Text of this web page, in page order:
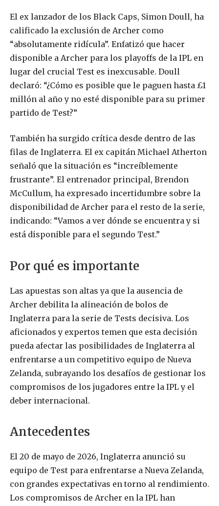
El ex lanzador de los Black Caps, Simon Doull, ha
calificado la exclusión de Archer como
“absolutamente ridícula”. Enfatizó que hacer
disponible a Archer para los playoffs de la IPL en
lugar del crucial Test es inexcusable. Doull
declaró: “¿Cómo es posible que le paguen hasta £1
millón al año y no esté disponible para su primer
partido de Test?”
También ha surgido crítica desde dentro de las
filas de Inglaterra. El ex capitán Michael Atherton
señaló que la situación es “increíblemente
frustrante”. El entrenador principal, Brendon
McCullum, ha expresado incertidumbre sobre la
disponibilidad de Archer para el resto de la serie,
indicando: “Vamos a ver dónde se encuentra y si
está disponible para el segundo Test.”
Por qué es importante
Las apuestas son altas ya que la ausencia de
Archer debilita la alineación de bolos de
Inglaterra para la serie de Tests decisiva. Los
aficionados y expertos temen que esta decisión
pueda afectar las posibilidades de Inglaterra al
enfrentarse a un competitivo equipo de Nueva
Zelanda, subrayando los desafíos de gestionar los
compromisos de los jugadores entre la IPL y el
deber internacional.
Antecedentes
El 20 de mayo de 2026, Inglaterra anunció su
equipo de Test para enfrentarse a Nueva Zelanda,
con grandes expectativas en torno al rendimiento.
Los compromisos de Archer en la IPL han